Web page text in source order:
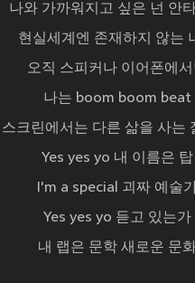
나와 가까워지고 싶은 넌 안
현실세계엔 존재하지 않는
오직 스피커나 이어폰에
나는 boom boom beat
스크린에서는 다른 삶을 사는
Yes yes yo 내 이름은 탑
I'm a special 괴짜 예술
Yes yes yo 듣고 있는가
내 랩은 문학 새로운 문